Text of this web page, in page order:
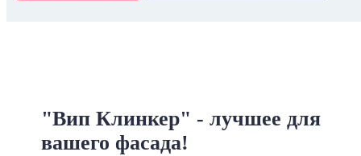
"Вип Клинкер" - лучшее для
вашего фасада!